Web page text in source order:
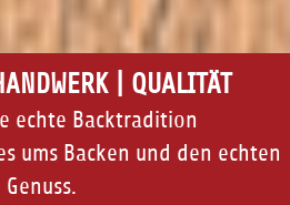
| QUALITÄT
echte Backtradition
ums Backen und den echten
Genuss.